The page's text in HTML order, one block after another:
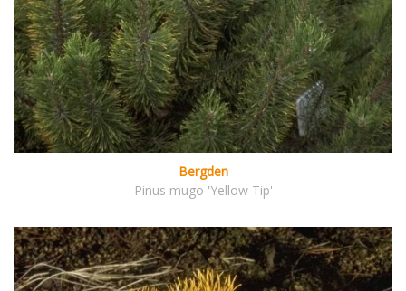
Bergden
Pinus mugo 'Yellow Tip'